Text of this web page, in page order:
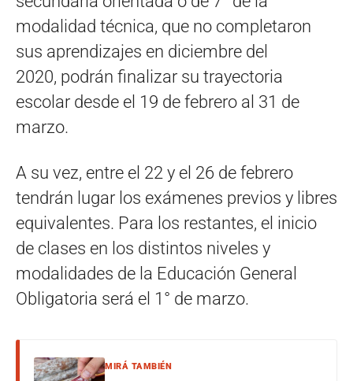
modalidad técnica, que no completaron
sus aprendizajes en diciembre del
2020, podrán finalizar su trayectoria
escolar desde el 19 de febrero al 31 de
marzo.
A su vez, entre el 22 y el 26 de febrero
tendrán lugar los exámenes previos y libres
equivalentes. Para los restantes, el inicio
de clases en los distintos niveles y
modalidades de la Educación General
Obligatoria será el 1° de marzo.
MIRÁ TAMBIÉN